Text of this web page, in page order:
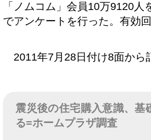
「ノムコム」会員10万9120人
でアンケートを行った。有効
2011年7月28日付け8面から
震災後の住宅購入意識、基
る=ホームプラザ調査